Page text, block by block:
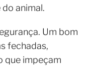
animal.
Um bom
fechadas,
que impeçam